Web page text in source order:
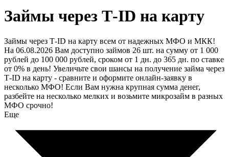
Займы через Т-ID на карту
Займы через Т-ID на карту всем от надежных МФО и МКК!
На 06.08.2026 Вам доступно займов 26 шт. на сумму от 1 000
рублей до 100 000 рублей, сроком от 1 дн. до 365 дн. по ставке
от 0% в день! Увеличьте свои шансы на получение займа через
Т-ID на карту - сравните и оформите онлайн-заявку в
несколько МФО! Если Вам нужна крупная сумма денег,
разбейте на несколько мелких и возьмите микрозайм в разных
МФО срочно!
Еще